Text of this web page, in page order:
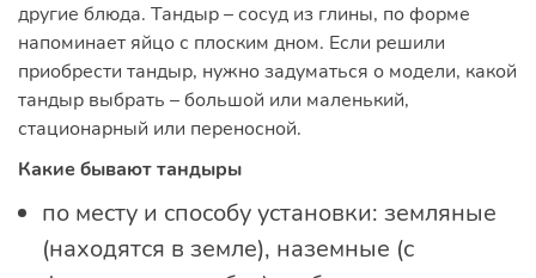
другие блюда. Тандыр – сосуд из глины, по форме
напоминает яйцо с плоским дном. Если решили
приобрести тандыр, нужно задуматься о модели, какой
тандыр выбрать – большой или маленький,
стационарный или переносной.
Какие бывают тандыры
по месту и способу установки: земляные
(находятся в земле), наземные (с